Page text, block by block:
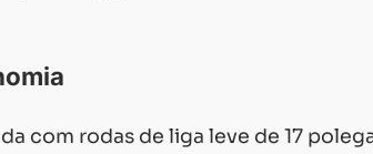
com rodas de liga leve de 17